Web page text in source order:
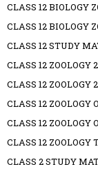
CLASS 12 BIOLOGY
CLASS 12 BIOLOGY
CLASS 12 STUDY
CLASS 12 ZOOLOGY
CLASS 12 ZOOLOGY
CLASS 12 ZOOLOGY
CLASS 12 ZOOLOGY
CLASS 12 ZOOLOGY
CLASS 2 STUDY